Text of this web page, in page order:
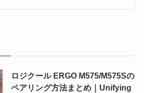
ロジクール ERGO M575/M575Sの
ペアリング方法まとめ｜Unifying